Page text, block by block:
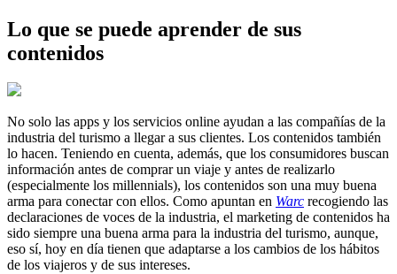
Lo que se puede aprender de sus
contenidos
No solo las apps y los servicios online ayudan a las compañías de la
industria del turismo a llegar a sus clientes. Los contenidos también
lo hacen. Teniendo en cuenta, además, que los consumidores buscan
información antes de comprar un viaje y antes de realizarlo
(especialmente los millennials), los contenidos son una muy buena
arma para conectar con ellos. Como apuntan en Warc recogiendo las
declaraciones de voces de la industria, el marketing de contenidos ha
sido siempre una buena arma para la industria del turismo, aunque,
eso sí, hoy en día tienen que adaptarse a los cambios de los hábitos
de los viajeros y de sus intereses.